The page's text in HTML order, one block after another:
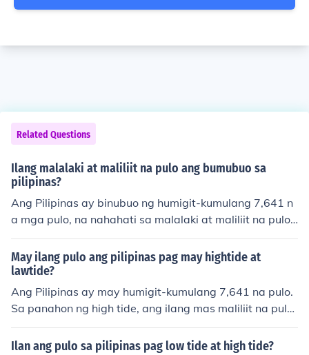
Related Questions
Ilang malalaki at maliliit na pulo ang bumubuo sa
pilipinas?
Ang Pilipinas ay binubuo ng humigit-kumulang 7,641 n
a mga pulo, na nahahati sa malalaki at maliliit na pulo.
Sa mga ito, ang ilan sa mga pangunahing malalaking p
ulo ay ang Luzon, Visayas, at Mindanao. Ang natitirang
mga pulo naman ay mas maliit at kadalasang hindi ma
tao. Ang bilang ng mga pulo ay maaaring magbago da
hil sa mga natural na pagbabago sa lupa at tubig.
May ilang pulo ang pilipinas pag may hightide at
lawtide?
Ang Pilipinas ay may humigit-kumulang 7,641 na pulo.
Sa panahon ng high tide, ang ilang mas maliliit na pulo
ay maaaring maglaho dahil sa pagtaas ng tubig, haba
ng sa low tide, ang mga nakatagong pulo o mga sandb
Ilan ang pulo sa pilipinas pag low tide at high tide?